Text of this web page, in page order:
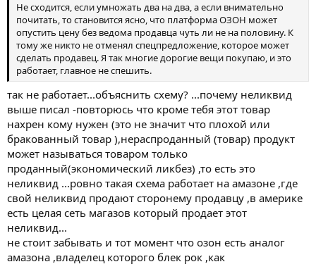
Не сходится, если умножать два на два, а если внимательно
почитать, то становится ясно, что платформа ОЗОН может
опустить цену без ведома продавца чуть ли не на половину. К
тому же никто не отменял спецпредложение, которое может
сделать продавец. Я так многие дорогие вещи покупаю, и это
работает, главное не спешить.
так не работает...объяснить схему? ...почему неликвид
выше писал -повторюсь что кроме тебя этот товар
нахрен кому нужен (это не значит что плохой или
бракованный товар ),нераспроданный (товар) продукт
может называться товаром только
проданный(экономический ликбез) ,то есть это
неликвид ...ровно такая схема работает на амазоне ,где
свой неликвид продают сторонему продавцу ,в америке
есть целая сеть магазов который продает этот
неликвид...
не стоит забывать и тот момент что озон есть аналог
амазона ,владелец которого блек рок ,как